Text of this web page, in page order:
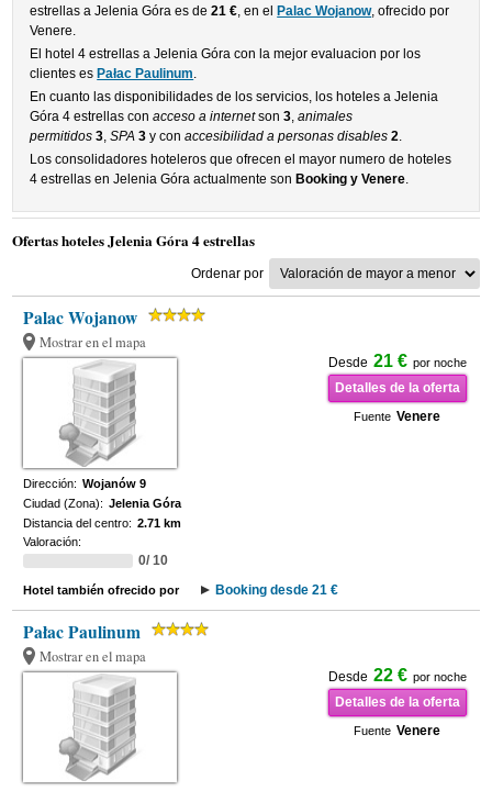
estrellas a Jelenia Góra es de21 €, en el Palac Wojanow, ofrecido por
Venere.
El hotel 4 estrellas a Jelenia Góra con la mejor evaluacion por los
clientes es Pałac Paulinum.
En cuanto las disponibilidades de los servicios, los hoteles a Jelenia
Góra 4 estrellas conacceso a internetson3,animales
permitidos 3,SPA 3 y conaccesibilidad a personas disables 2.
Los consolidadores hoteleros que ofrecen el mayor numero de hoteles
4 estrellas en Jelenia Góra actualmente son Booking y Venere.
Ofertas hoteles Jelenia Góra 4 estrellas
Ordenar por
Palac Wojanow
Mostrar en el mapa
Desde 21 € por noche
Detalles de la oferta
Fuente Venere
Dirección: Wojanów 9
Ciudad (Zona): Jelenia Góra
Distancia del centro: 2.71 km
Valoración:
0/ 10
Hotel también ofrecido por Booking desde 21 €
Pałac Paulinum
Mostrar en el mapa
Desde 22 € por noche
Detalles de la oferta
Fuente Venere